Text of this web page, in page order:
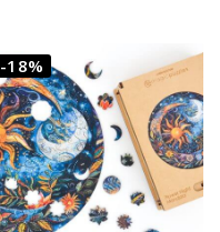
-18%